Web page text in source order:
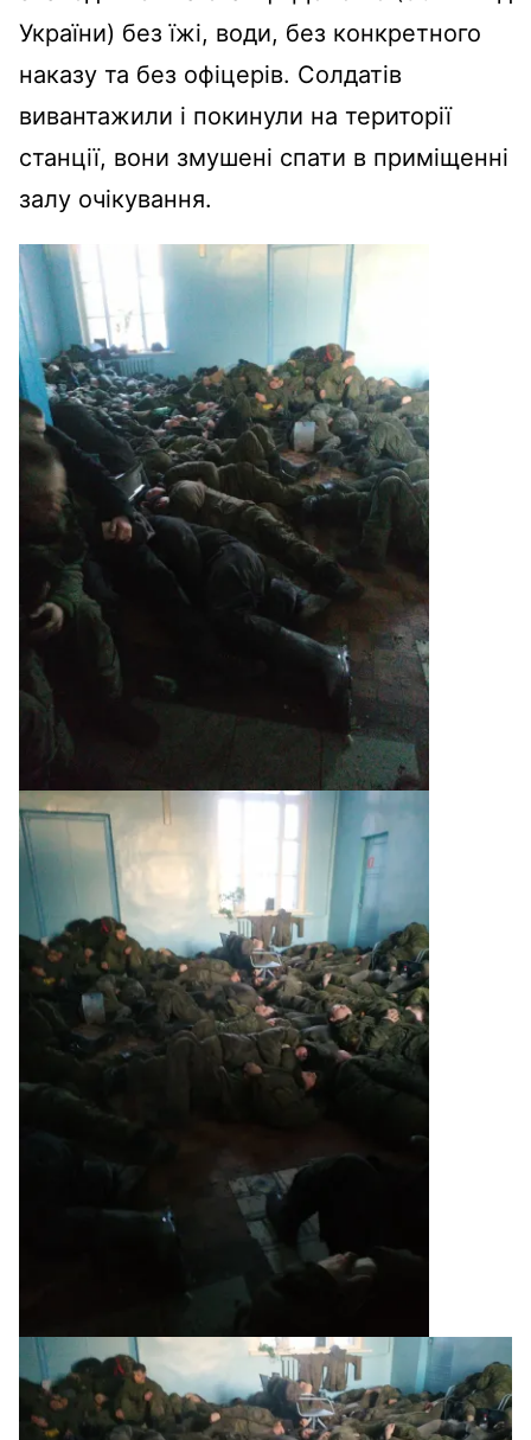
України) без їжі, води, без конкретного
наказу та без офіцерів. Солдатів
вивантажили і покинули на території
станції, вони змушені спати в приміщенні
залу очікування.